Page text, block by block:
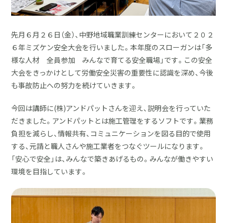
先月６月２６日（金）、中野地域職業訓練センターにおいて２０２
６年ミズケン安全大会を行いました。本年度のスローガンは「多
様な人材 全員参加 みんなで育てる安全職場」です。この安全
大会をきっかけとして労働安全災害の重要性に認識を深め、今後
も事故防止への努力を続けていきます。
今回は講師に(株)アンドパットさんを迎え、説明会を行っていた
だきました。アンドパットとは施工管理をするソフトです。業務
負担を減らし、情報共有、コミュニケーションを図る目的で使用
する、元請と職人さんや施工業者をつなぐツールになります。
「安心で安全」は、みんなで築きあげるもの。みんなが働きやすい
環境を目指しています。